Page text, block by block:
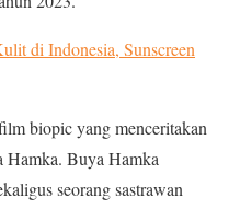
di Indonesia, Sunscreen
biopic yang menceritakan
Hamka. Buya Hamka
seorang sastrawan